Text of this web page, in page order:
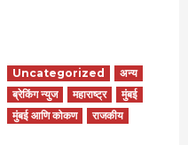
Uncategorized
अन्य
ब्रेकिंग न्युज
महाराष्ट्र
मुंबई
मुंबई आणि कोकण
राजकीय